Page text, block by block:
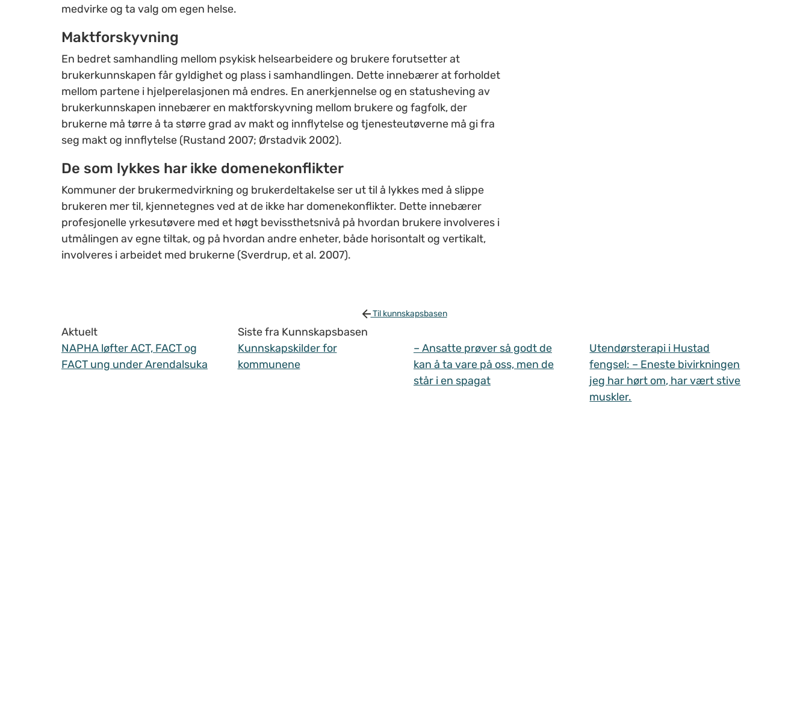
medvirke og ta valg om egen helse.
Maktforskyvning
En bedret samhandling mellom psykisk helsearbeidere og brukere forutsetter at
brukerkunnskapen får gyldighet og plass i samhandlingen. Dette innebærer at forholdet
mellom partene i hjelperelasjonen må endres. En anerkjennelse og en statusheving av
brukerkunnskapen innebærer en maktforskyvning mellom brukere og fagfolk, der
brukerne må tørre å ta større grad av makt og innflytelse og tjenesteutøverne må gi fra
seg makt og innflytelse (Rustand 2007; Ørstadvik 2002).
De som lykkes har ikke domenekonflikter
Kommuner der brukermedvirkning og brukerdeltakelse ser ut til å lykkes med å slippe
brukeren mer til, kjennetegnes ved at de ikke har domenekonflikter. Dette innebærer
profesjonelle yrkesutøvere med et høgt bevissthetsnivå på hvordan brukere involveres i
utmålingen av egne tiltak, og på hvordan andre enheter, både horisontalt og vertikalt,
involveres i arbeidet med brukerne (Sverdrup, et al. 2007).
Til kunnskapsbasen
Aktuelt
NAPHA løfter ACT, FACT og
FACT ung under Arendalsuka
Siste fra Kunnskapsbasen
Kunnskapskilder for
kommunene
– Ansatte prøver så godt de
kan å ta vare på oss, men de
står i en spagat
Utendørsterapi i Hustad
fengsel: – Eneste bivirkningen
jeg har hørt om, har vært stive
muskler.